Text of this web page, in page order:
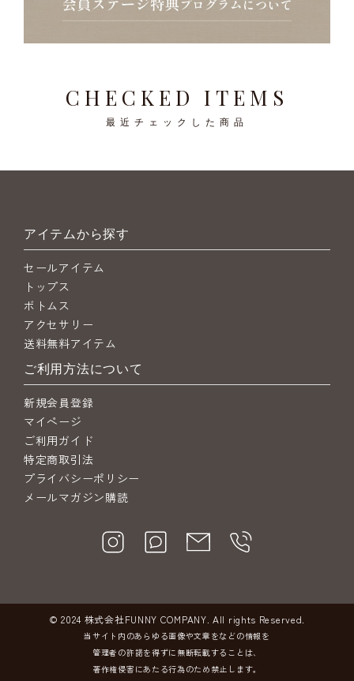
CHECKED ITEMS
最近チェックした商品
アイテムから探す
セールアイテム
トップス
ボトムス
アクセサリー
送料無料アイテム
ご利用方法について
新規会員登録
マイページ
ご利用ガイド
特定商取引法
プライバシーポリシー
メールマガジン購読
© 2024 株式会社FUNNY COMPANY. All rights Reserved.
当サイト内のあらゆる画像や文章をなどの情報を
管理者の許諾を得ずに無断転載することは、
著作権侵害にあたる行為のため禁止します。